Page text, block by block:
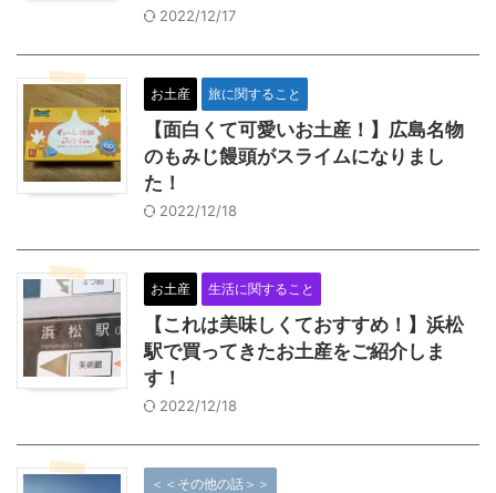
2022/12/17
お土産 旅に関すること
【面白くて可愛いお土産！】広島名物
のもみじ饅頭がスライムになりまし
た！
2022/12/18
お土産 生活に関すること
【これは美味しくておすすめ！】浜松
駅で買ってきたお土産をご紹介しま
す！
2022/12/18
＜＜その他の話＞＞